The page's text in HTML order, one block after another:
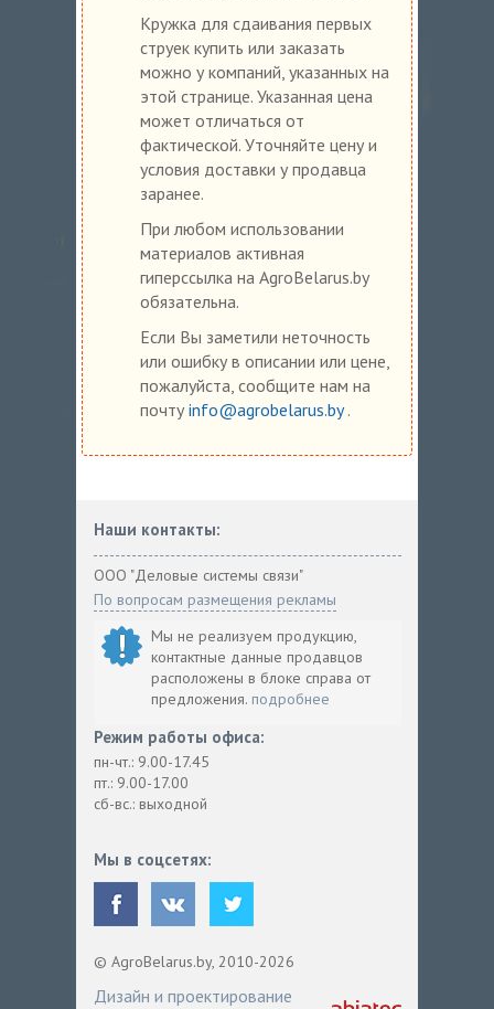
Кружка для сдаивания первых
струек купить или заказать
можно у компаний, указанных на
этой странице. Указанная цена
может отличаться от
фактической. Уточняйте цену и
условия доставки у продавца
заранее.
При любом использовании
материалов активная
гиперссылка на AgroBelarus.by
обязательна.
Если Вы заметили неточность
или ошибку в описании или цене,
пожалуйста, сообщите нам на
почту info@agrobelarus.by.
Наши контакты:
ООО "Деловые системы связи"
По вопросам размещения рекламы
Мы не реализуем продукцию,
контактные данные продавцов
расположены в блоке справа от
предложения. подробнее
Режим работы офиса:
пн-чт.: 9.00-17.45
пт.: 9.00-17.00
сб-вс.: выходной
Мы в соцсетях:
© AgroBelarus.by, 2010-2026
Дизайн и проектирование